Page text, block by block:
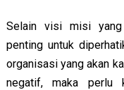
Selain visi misi
penting untuk
organisasi yang akan
negatif, maka perlu